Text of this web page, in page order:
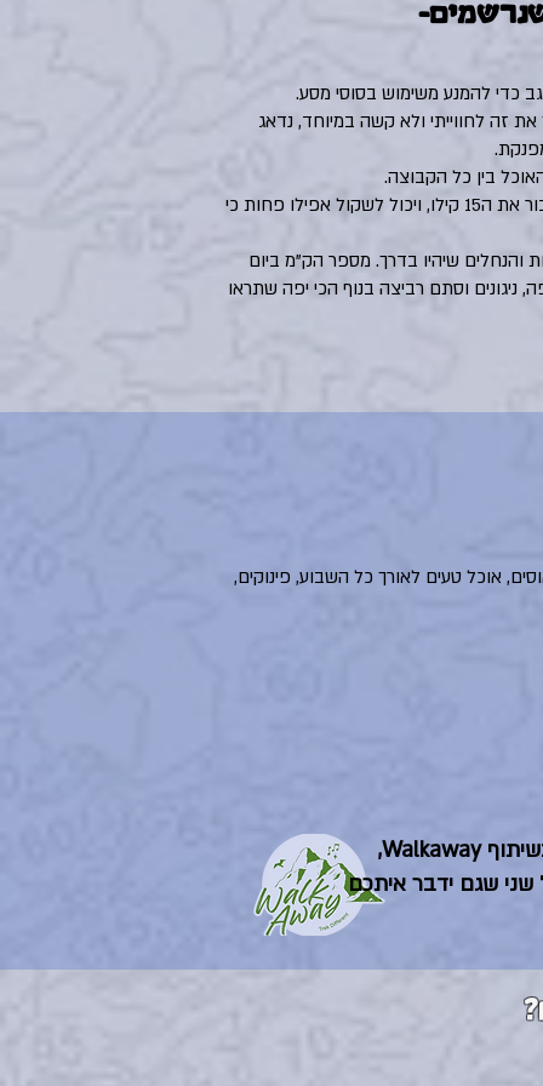
כדי להמנע משימוש בסוסי מסע.
זה לחווייתי ולא קשה במיוחד, נדאג
בין כל הקבוצה.
התיק שכל אחד ואחת יסחבו לא יעבור את ה15 קילו, ויכול לשקול אפילו פחות כי
והנחלים שיהיו בדרך. מספר הק"מ ביום
ניגונים וסתם רביצה בנוף הכי יפה שתראו
לינה בגסטהאוסים, אוכל טעים לאורך כל השבוע, פינוקים,
את הטרק אנחנו מוציאים בשיתוף Walkaway,
שגם ידבר איתכם